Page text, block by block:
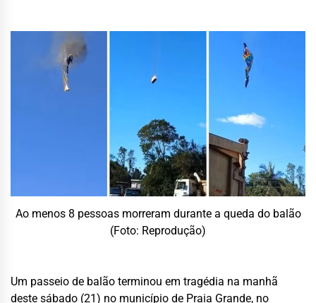
Ao menos 8 pessoas morreram durante a queda do balão
(Foto: Reprodução)
Um passeio de balão terminou em tragédia na manhã
deste sábado (21) no município de Praia Grande, no